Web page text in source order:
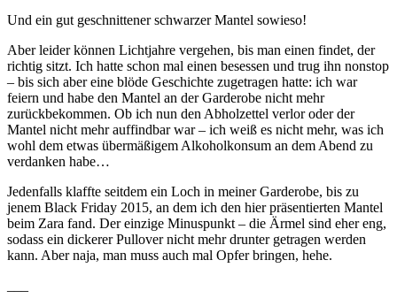
Und ein gut geschnittener schwarzer Mantel sowieso!
Aber leider können Lichtjahre vergehen, bis man einen findet, der
richtig sitzt. Ich hatte schon mal einen besessen und trug ihn nonstop
– bis sich aber eine blöde Geschichte zugetragen hatte: ich war
feiern und habe den Mantel an der Garderobe nicht mehr
zurückbekommen. Ob ich nun den Abholzettel verlor oder der
Mantel nicht mehr auffindbar war – ich weiß es nicht mehr, was ich
wohl dem etwas übermäßigem Alkoholkonsum an dem Abend zu
verdanken habe…
Jedenfalls klaffte seitdem ein Loch in meiner Garderobe, bis zu
jenem Black Friday 2015, an dem ich den hier präsentierten Mantel
beim Zara fand. Der einzige Minuspunkt – die Ärmel sind eher eng,
sodass ein dickerer Pullover nicht mehr drunter getragen werden
kann. Aber naja, man muss auch mal Opfer bringen, hehe.